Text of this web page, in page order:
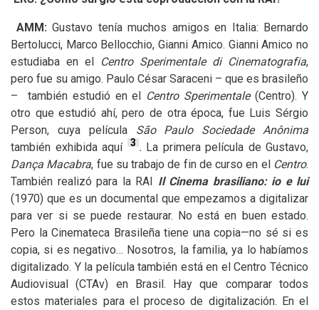
AMM: Gustavo tenía muchos amigos en Italia: Bernardo
Bertolucci, Marco Bellocchio, Gianni Amico. Gianni Amico no
estudiaba en el Centro Sperimentale di Cinematografia,
pero fue su amigo. Paulo César Saraceni – que es brasileño
– también estudió en el Centro Sperimentale(Centro). Y
otro que estudió ahí, pero de otra época, fue Luis Sérgio
Person, cuya película São Paulo Sociedade Anônima
también exhibida aquí
3 . La primera película de Gustavo,
Dança Macabra, fue su trabajo de fin de curso en el Centro.
También realizó para la RAI Il Cinema brasiliano: io e lui
(1970) que es un documental que empezamos a digitalizar
para ver si se puede restaurar. No está en buen estado.
Pero la Cinemateca Brasileña tiene una copia—no sé si es
copia, si es negativo… Nosotros, la familia, ya lo habíamos
digitalizado. Y la película también está en el Centro Técnico
Audiovisual (CTAv) en Brasil. Hay que comparar todos
estos materiales para el proceso de digitalización. En el